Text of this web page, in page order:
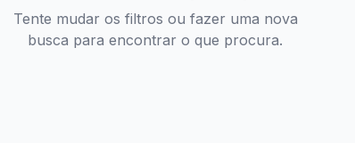
Tente mudar os filtros ou fazer uma nova
busca para encontrar o que procura.